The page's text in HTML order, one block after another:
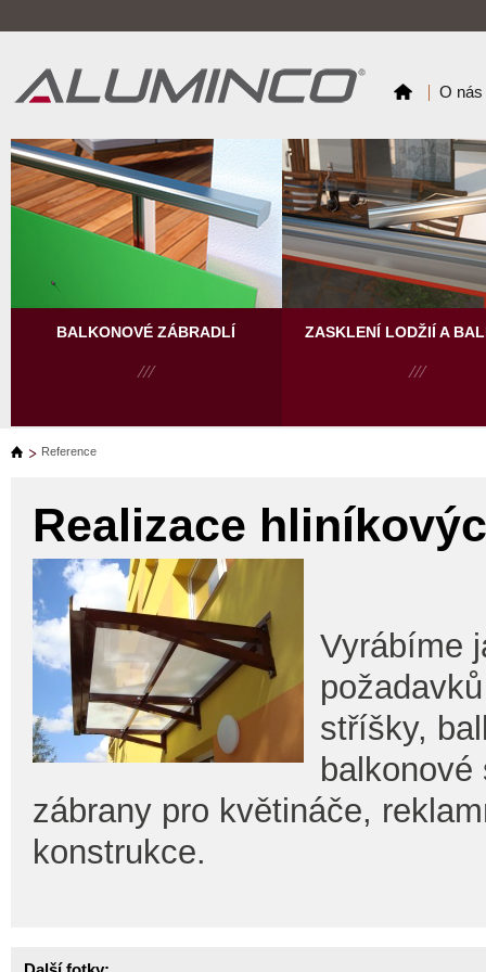
O nás
BALKONOVÉ ZÁBRADLÍ ZASKLENÍ LODŽIÍ A
Reference
Realizace
Vyrábíme
stříšky,
zábrany pro květináče,
konstrukce.